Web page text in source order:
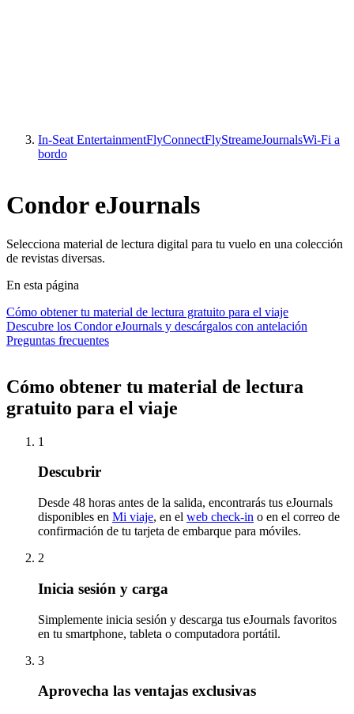
In-Seat EntertainmentFlyConnectFlyStreameJournalsWi-Fi a
bordo
Condor eJournals
Selecciona material de lectura digital para tu vuelo en una colección
de revistas diversas.
En esta página
Cómo obtener tu material de lectura gratuito para el viaje
Descubre los Condor eJournals y descárgalos con antelación
Preguntas frecuentes
Cómo obtener tu material de lectura
gratuito para el viaje
1
Descubrir
Desde 48 horas antes de la salida, encontrarás tus eJournals
disponibles en Mi viaje, en el web check-in o en el correo de
confirmación de tu tarjeta de embarque para móviles.
2
Inicia sesión y carga
Simplemente inicia sesión y descarga tus eJournals favoritos
en tu smartphone, tableta o computadora portátil.
3
Aprovecha las ventajas exclusivas